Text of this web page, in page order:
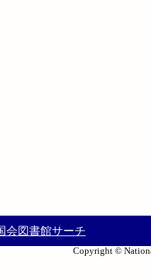
会図書館サーチ
Copyright ©